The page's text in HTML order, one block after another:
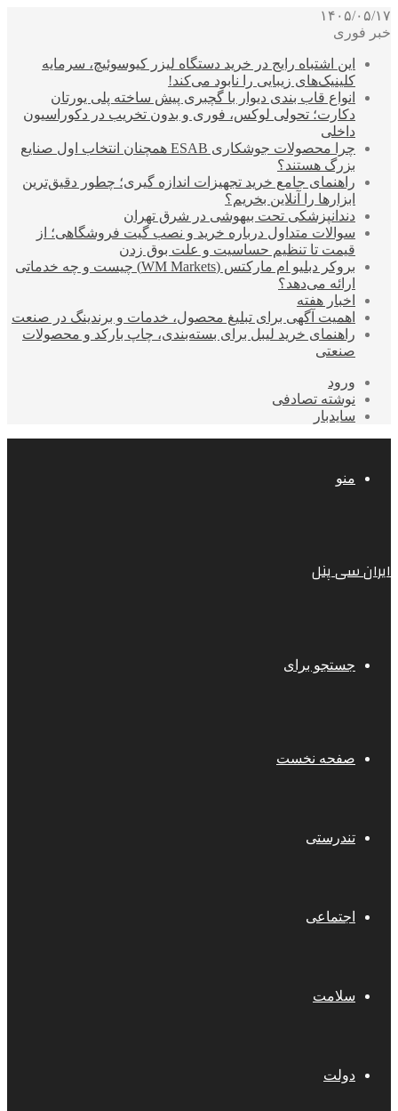
۱۴۰۵/۰۵/۱۷
خبر فوری
این اشتباه رایج در خرید دستگاه لیزر کیوسوئیچ، سرمایه
کلینیک‌های زیبایی را نابود می‌کند!
انواع قاب بندی دیوار با گچبری پیش ساخته پلی یورتان
دکارت؛ تحولی لوکس، فوری و بدون تخریب در دکوراسیون
داخلی
چرا محصولات جوشکاری ESAB همچنان انتخاب اول صنایع
بزرگ هستند؟
راهنمای جامع خرید تجهیزات اندازه گیری؛ چطور دقیق‌ترین
ابزارها را آنلاین بخریم؟
دندانپزشکی تحت بیهوشی در شرق تهران
سوالات متداول درباره خرید و نصب گیت فروشگاهی؛ از
قیمت تا تنظیم حساسیت و علت بوق زدن
بروکر دبلیو ام مارکتس (WM Markets) چیست و چه خدماتی
ارائه می‌دهد؟
اخبار هفته
اهمیت آگهی برای تبلیغ محصول، خدمات و برندینگ در صنعت
راهنمای خرید لیبل برای بسته‌بندی، چاپ بارکد و محصولات
صنعتی
ورود
نوشته تصادفی
سایدبار
منو
ایران سی پنل
جستجو برای
صفحه نخست
تندرستی
اجتماعی
سلامت
دولت